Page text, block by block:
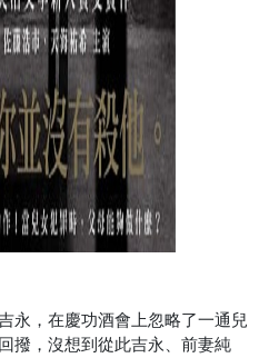
永，在慶功酒會上忽略了一通兒
撥，沒想到從此吉永、前妻純